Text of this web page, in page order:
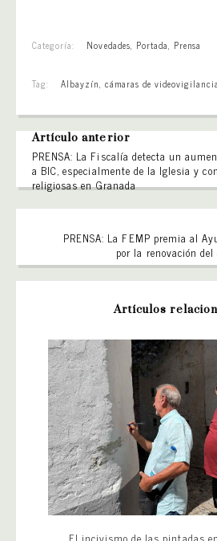
Categoría: Novedades, Portada, Prensa
Tag: Albayzín, cámaras de videovigilancia
Artículo anterior
PRENSA: La Fiscalía detecta un
a BIC, especialmente de la Iglesia y
religiosas en Granada
PRENSA: La FEMP premia al
por la renovación
Artículos